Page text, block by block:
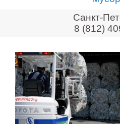
Видео
Новости
Мировые
О нас
Контакты
Санкт-
8 (812)